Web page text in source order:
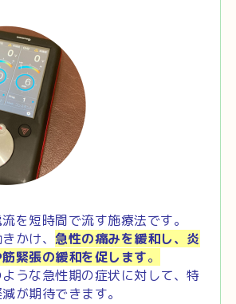
を短時間で流す施療法です。
かけ、急性の痛みを緩和し、炎
緊張の緩和を促します。
うな急性期の症状に対して、特
が期待できます。